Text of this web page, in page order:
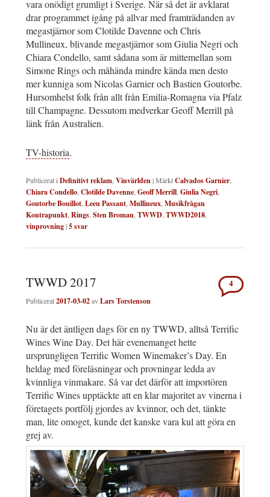
vara onödigt grumligt i Sverige. När så det är avklarat
drar programmet igång på allvar med framträdanden av
megastjärnor som Clotilde Davenne och Chris
Mullineux, blivande megastjärnor som Giulia Negri och
Chiara Condello, samt sådana som är mittemellan som
Simone Rings och måhända mindre kända men desto
mer kunniga som Nicolas Garnier och Bastien Goutorbe.
Hursomhelst folk från allt från Emilia-Romagna via Pfalz
till Champagne. Dessutom medverkar Geoff Merrill på
länk från Australien.
TV-historia.
Publicerat i Definitivt reklam Vinvärlden|MärktCalvados Garnier
Chiara Condello Clotilde Davenne Geoff Merrill Giulia Negri
Goutorbe Bouillot Leeu Passant Mullineux Musikfrågan
Kontrapunkt Rings Sten Broman TWWD TWWD2018
vinprovning|5svar
TWWD 2017
Publicerat2017-03-02avLars Torstenson
4
Nu är det äntligen dags för en ny TWWD, alltså Terrific
Wines Wine Day. Det här evenemanget hette
ursprungligen Terrific Women Winemaker’s Day. En
heldag med föreläsningar och provningar ledda av
kvinnliga vinmakare. Så var det därför att importören
Terrific Wines upptäckte att en klar majoritet av vinerna i
företagets portfölj gjordes av kvinnor, och det, tänkte
man, lite omoget, kunde det kanske vara kul att göra en
grej av.